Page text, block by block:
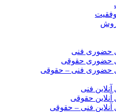
حضوری فنی
حضوری حقوقی
حضوری فنی – حقوقی
فنی
حقوقی
فنی – حقوقی